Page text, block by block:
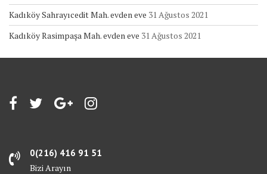
Kadıköy Sahrayıcedit Mah. evden eve 31 Ağustos 2021
Kadıköy Rasimpaşa Mah. evden eve 31 Ağustos 2021
0(216) 416 91 51
Bizi Arayın